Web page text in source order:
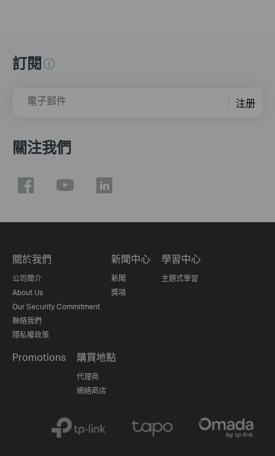
訂閱
電子郵件 注册
關注我們
關於我們
公司簡介
About Us
Our Security Commitment
聯絡我們
隱私權政策
新聞中心
新聞
獎項
學習中心
主題式學習
Promotions 購買地點
代理商
網絡商店